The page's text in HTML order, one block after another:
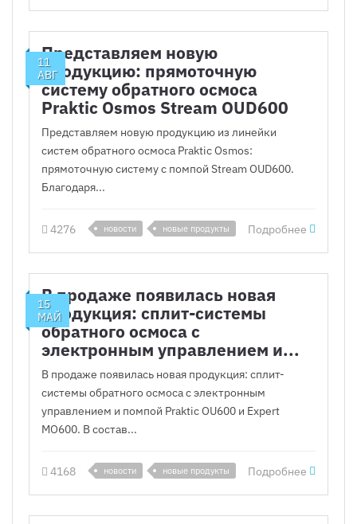
11
АВГ
Представляем новую
продукцию: прямоточную
систему обратного осмоса
Praktic Osmos Stream OUD600
Представляем новую продукцию из линейки
систем обратного осмоса Praktic Osmos:
прямоточную систему с помпой Stream OUD600.
Благодаря...
4276 новости новые продукты Подробнее
15
МАЙ
В продаже появилась новая
продукция: сплит-системы
обратного осмоса с
электронным управлением и...
В продаже появилась новая продукция: сплит-
системы обратного осмоса с электронным
управлением и помпой Praktic OU600 и Expert
MO600. В состав...
4168 новости новые продукты Подробнее